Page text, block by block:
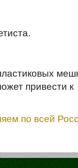
привести к
по всей